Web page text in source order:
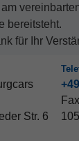
bereitsteht.
für Ihr
Str. 6